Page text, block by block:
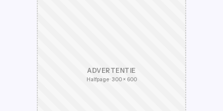
ADVERTENTIE
Halfpage · 300 × 600